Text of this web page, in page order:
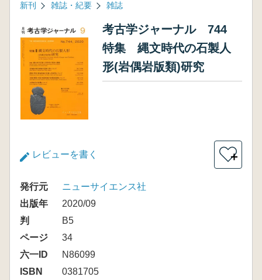
新刊 雑誌・紀要 雑誌
考古学ジャーナル 744
特集 縄文時代の石製人
形(岩偶岩版類)研究
レビューを書く ＋
発行元
ニューサイエンス社
出版年
2020/09
判
B5
ページ
34
六一ID
N86099
ISBN
0381705